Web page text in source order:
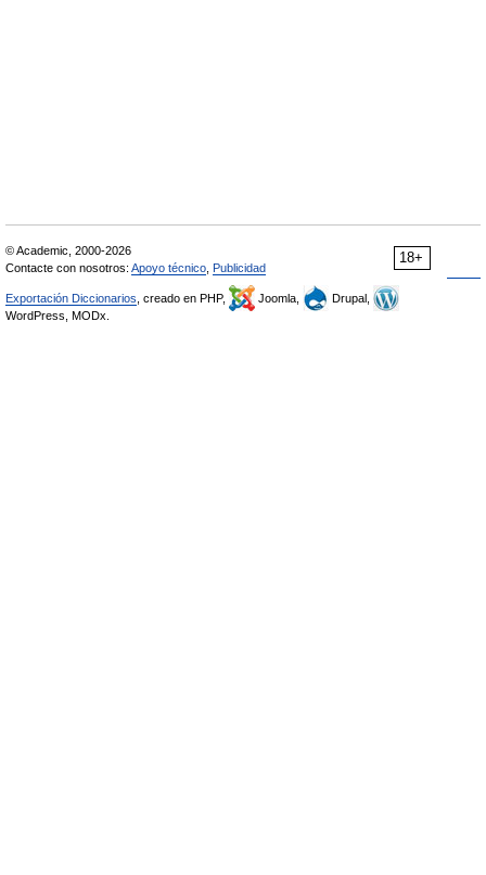
18+
© Academic, 2000-2026
Contacte con nosotros: Apoyo técnico Publicidad
Exportación Diccionarios , creado en PHP, Joomla,
Drupal,
WordPress, MODx.